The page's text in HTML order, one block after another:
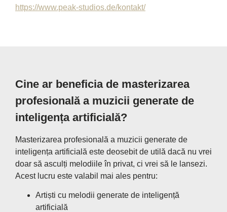
https://www.peak-studios.de/kontakt/
Cine ar beneficia de masterizarea
profesională a muzicii generate de
inteligența artificială?
Masterizarea profesională a muzicii generate de
inteligența artificială este deosebit de utilă dacă nu vrei
doar să asculți melodiile în privat, ci vrei să le lansezi.
Acest lucru este valabil mai ales pentru:
Artiști cu melodii generate de inteligență
artificială